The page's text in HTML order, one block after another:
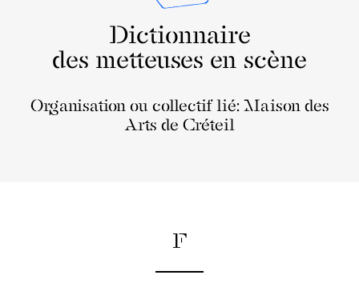
Dictionnaire
des metteuses en scène
Organisation ou collectif lié: Maison des
Arts de Créteil
F